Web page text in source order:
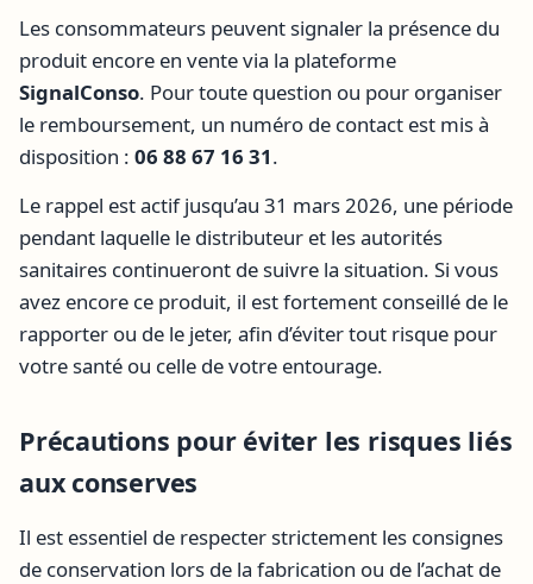
Les consommateurs peuvent signaler la présence du
produit encore en vente via la plateforme
SignalConso. Pour toute question ou pour organiser
le remboursement, un numéro de contact est mis à
disposition : 06 88 67 16 31.
Le rappel est actif jusqu’au 31 mars 2026, une période
pendant laquelle le distributeur et les autorités
sanitaires continueront de suivre la situation. Si vous
avez encore ce produit, il est fortement conseillé de le
rapporter ou de le jeter, afin d’éviter tout risque pour
votre santé ou celle de votre entourage.
Précautions pour éviter les risques liés
aux conserves
Il est essentiel de respecter strictement les consignes
de conservation lors de la fabrication ou de l’achat de